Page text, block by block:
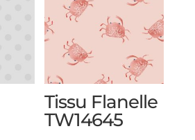
Tissu Flanelle
TW14645